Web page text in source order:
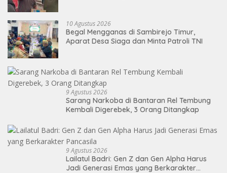
10 Agustus 2026
Begal Mengganas di Sambirejo Timur,
Aparat Desa Siaga dan Minta Patroli TNI
9 Agustus 2026
Sarang Narkoba di Bantaran Rel Tembung
Kembali Digerebek, 3 Orang Ditangkap
9 Agustus 2026
Lailatul Badri: Gen Z dan Gen Alpha Harus
Jadi Generasi Emas yang Berkarakter